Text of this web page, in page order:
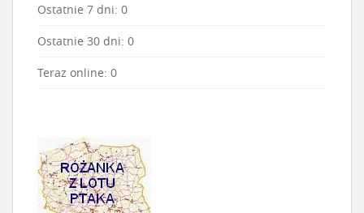
Ostatnie 7 dni: 0
Ostatnie 30 dni: 0
Teraz online: 0